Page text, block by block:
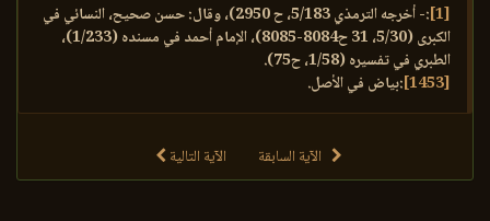
[1]
:- أخرجه الترمذي 5/183، ح 2950)، وقال: حسن صحيح، النسائي في
الكبرى (5/30، 31 ح8084-8085)، الإمام أحمد في مسنده (1/233)،
الطبري في تفسيره (1/58، ح75).
[1453]
:بياض في الأصل.
الآية السابقة الآية التالية